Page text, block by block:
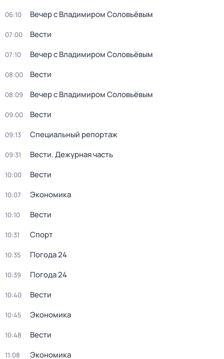
06:10 Вечер с Владимиром Соловьёвым
07:00 Вести
07:10 Вечер с Владимиром Соловьёвым
08:00 Вести
08:09 Вечер с Владимиром Соловьёвым
09:00 Вести
09:13 Специальный репортаж
09:31 Вести. Дежурная часть
10:00 Вести
10:07 Экономика
10:10 Вести
10:31 Спорт
10:35 Погода 24
10:39 Погода 24
10:40 Вести
10:45 Экономика
10:48 Вести
11:08 Экономика